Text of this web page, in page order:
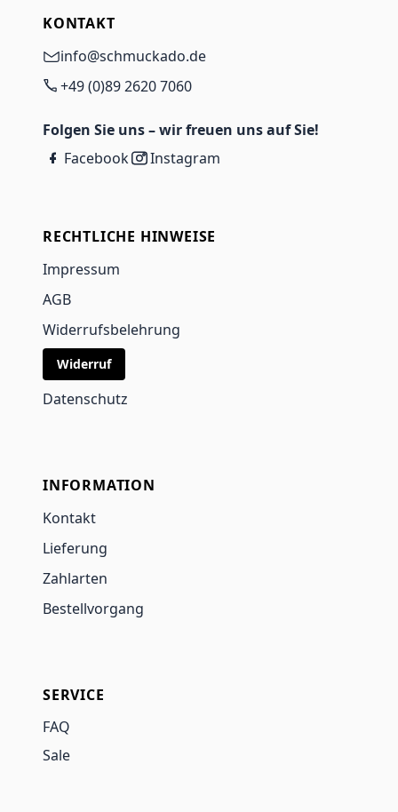
KONTAKT
info@schmuckado.de
+49 (0)89 2620 7060
Folgen Sie uns – wir freuen uns auf Sie!
Facebook
Instagram
RECHTLICHE HINWEISE
Impressum
AGB
Widerrufsbelehrung
Widerruf
Datenschutz
INFORMATION
Kontakt
Lieferung
Zahlarten
Bestellvorgang
SERVICE
FAQ
Sale